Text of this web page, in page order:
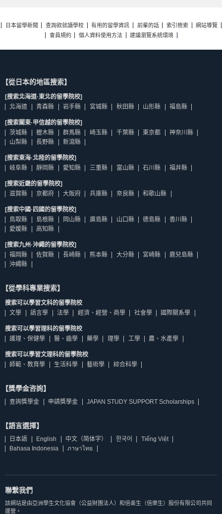
日本留學新聞 查詢欲就讀學校 有用的留學資訊 前輩的話 索引檢索
網站導覽
會員規約
個人資料使用方法 建議瀏覽系統環境
【從日本的地區搜索】
[搜索北海道·東北的留學院校]
北海道
青森縣 岩手縣 宮城縣 秋田縣 山形縣 福島縣
[搜索關東·甲信越的留學院校]
茨城縣
櫪木縣 群馬縣 崎玉縣 千葉縣 東京都
神奈川縣
山梨縣
長野縣 新瀉縣
[搜索東海·北陸的留學院校]
岐阜縣
靜岡縣 愛知縣 三重縣 富山縣 石川縣 福井縣
[搜索近畿的留學院校]
滋賀縣
京都府 大阪府 兵庫縣 奈良縣 和歌山縣
[搜索中國·四國的留學院校]
鳥取縣
島根縣 岡山縣 廣島縣 山口縣 德島縣
香川縣
愛媛縣
高知縣
[搜索九州·沖繩的留學院校]
福岡縣
佐賀縣 長崎縣 熊本縣 大分縣 宮崎縣
鹿兒島縣
沖繩縣
【從學科專業搜索】
搜索可以學習文科的留學院校
文學
語言學 法學 經濟、經營、商學 社會學 國際關系學
搜索可以學習理科的留學院校
護理、保健學
醫、齒學 藥學 理學 工學 農、水產學
搜索可以學習文理科的留學院校
師範、教育學
生活科學 藝術學 綜合科學
【獎學金咨詢】
查詢獎學金 申請獎學金 JAPAN STUDY SUPPORT Scholarships
【語言選擇】
日本語 English 中文（简体字） 한국어
Tiếng Việt
Bahasa Indonesia
ภาษาไทย
聯繫我們
該網站是由亞洲學生文化協會（公益財團法人）和倍楽生（倍樂生）股份有限公司共同
運營。